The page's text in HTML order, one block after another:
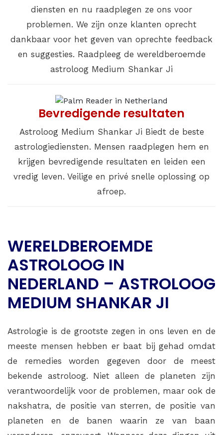
diensten en nu raadplegen ze ons voor
problemen. We zijn onze klanten oprecht
dankbaar voor het geven van oprechte feedback
en suggesties. Raadpleeg de wereldberoemde
astroloog Medium Shankar Ji
Bevredigende resultaten
Astroloog Medium Shankar Ji Biedt de beste
astrologiediensten. Mensen raadplegen hem en
krijgen bevredigende resultaten en leiden een
vredig leven. Veilige en privé snelle oplossing op
afroep.
WERELDBEROEMDE
ASTROLOOG IN
NEDERLAND – ASTROLOOG
MEDIUM SHANKAR JI
Astrologie is de grootste zegen in ons leven en de
meeste mensen hebben er baat bij gehad omdat
de remedies worden gegeven door de meest
bekende astroloog. Niet alleen de planeten zijn
verantwoordelijk voor de problemen, maar ook de
nakshatra, de positie van sterren, de positie van
planeten en de banen waarin ze van baan